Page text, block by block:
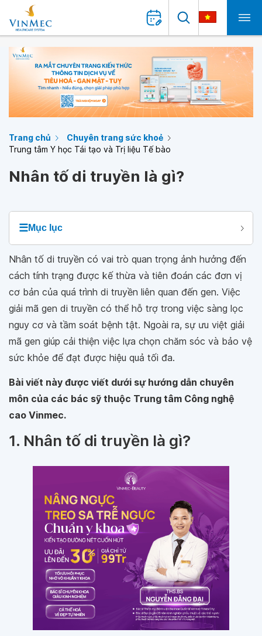
Trang chủ
Chuyên trang sức khoẻ
Trung tâm Y học Tái tạo và Trị liệu Tế bào
Nhân tố di truyền là gì?
☰Mục lục
Nhân tố di truyền có vai trò quan trọng ảnh hưởng đến
cách tính trạng được kế thừa và tiên đoán các đơn vị
cơ bản của quá trình di truyền liên quan đến gen. Việc
giải mã gen di truyền có thể hỗ trợ trong việc sàng lọc
nguy cơ và tầm soát bệnh tật. Ngoài ra, sự ưu việt giải
mã gen giúp cải thiện việc lựa chọn chăm sóc và bảo vệ
sức khỏe để đạt được hiệu quả tối đa.
Bài viết này được viết dưới sự hướng dẫn chuyên
môn của các bác sỹ thuộc Trung tâm Công nghệ
cao Vinmec.
1. Nhân tố di truyền là gì?